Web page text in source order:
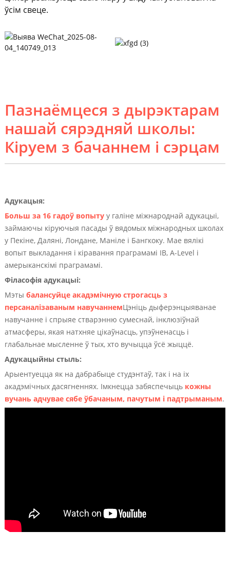
ўсім свеце.
Пазнаёмцеся з дырэктарам
нашай сярэдняй школы:
Кіруем з бачаннем і сэрцам
Адукацыя:
Больш за 16 гадоў вопытуу галіне міжнароднай адукацыі,
займаючы кіруючыя пасады ў вядомых міжнародных школах
у Пекіне, Даляні, Лондане, Маніле і Бангкоку. Мае вялікі
вопыт выкладання і кіравання праграмамі IB, A-Level і
амерыканскімі праграмамі.
Філасофія адукацыі:
Мэты балансуйце акадэмічную строгасць з
персаналізаваным навучаннемЦэніць дыферэнцыяванае
навучанне і спрыяе стварэнню сумеснай, інклюзіўнай
атмасферы, якая натхняе цікаўнасць, упэўненасць і
глабальнае мысленне ў тых, хто вучыцца ўсё жыццё.
Адукацыйны стыль:
Арыентуецца як на дабрабыце студэнтаў, так і на іх
акадэмічных дасягненнях. Імкнецца забяспечыць кожны
вучань адчувае сябе ўбачаным, пачутым і падтрыманым.